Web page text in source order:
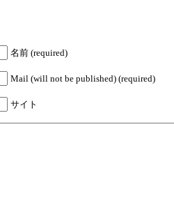
名前 (required)
Mail (will not be published) (required)
サイト